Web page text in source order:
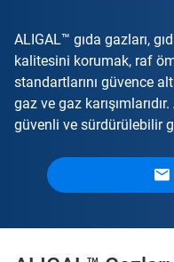
ALIGAL™ gıda gazları,
kalitesini korumak, raf
standartlarını güvence
gaz ve gaz
güvenli ve sürdürülebilir